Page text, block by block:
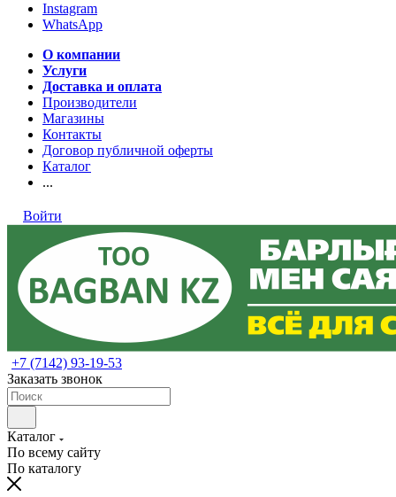
Instagram
WhatsApp
О компании
Услуги
Доставка и оплата
Производители
Магазины
Контакты
Договор публичной оферты
Каталог
...
Войти
+7 (7142) 93-19-53
Заказать звонок
Каталог
По всему сайту
По каталогу